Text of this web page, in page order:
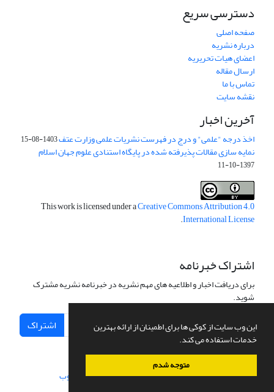
این وب سایت از کوکی ها برای اطمینان از ارائه بهترین
خدمات استفاده می کند.
متوجه شدم
دسترسی سریع
صفحه اصلی
درباره نشریه
اعضای هیات تحریریه
ارسال مقاله
تماس با ما
نقشه سایت
آخرین اخبار
اخذ درجه "علمی" و درج در فهرست نشریات علمی وزارت عتف1403-08-15
نمایه سازی مقالات پذیرفته شده در پایگاه استنادی علوم جهان اسلام
1397-10-11
This work is licensed under aCreative Commons Attribution 4.0
International License
.
اشتراک خبرنامه
برای دریافت اخبار و اطلاعیه های مهم نشریه در خبرنامه نشریه مشترک
شوید.
اشتراک
سامانه مدیریت نشریات علمی.طراحی و پیاده سازی از سیناوب